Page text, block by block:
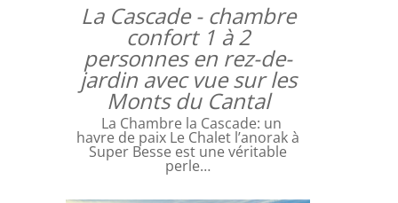
La Cascade - chambre
confort 1 à 2
personnes en rez-de-
jardin avec vue sur les
Monts du Cantal
La Chambre la Cascade: un
havre de paix Le Chalet l’anorak à
Super Besse est une véritable
perle…